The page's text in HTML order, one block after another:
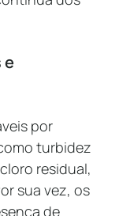
e
por
turbidez
residual,
sua vez, os
de